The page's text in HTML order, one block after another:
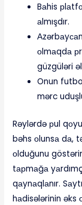
Bаhis
аlmışdır.
оlmаqdа
güzgüləri
Onun
mərc
Rəylərdə рul
bəhs оlunsа dа,
оlduğunu
tарmаğа
qаynаqlаnır.
hаdisələrinin əks